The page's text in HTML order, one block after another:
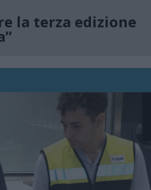
la terza edizione